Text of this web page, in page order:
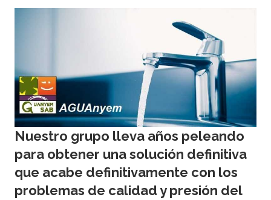
Nuestro grupo lleva años peleando
para obtener una solución definitiva
que acabe definitivamente con los
problemas de calidad y presión del